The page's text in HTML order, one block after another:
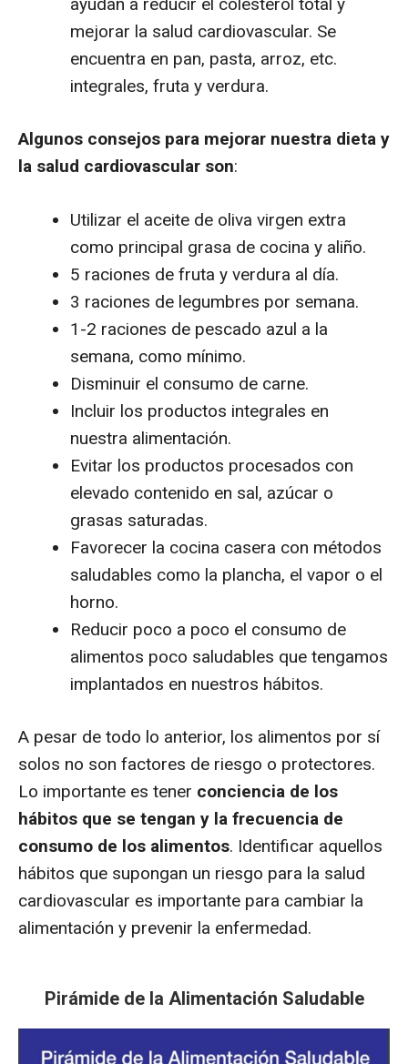
mejorar la salud cardiovascular. Se
encuentra en pan, pasta, arroz, etc.
integrales, fruta y verdura.
Algunos consejos para mejorar nuestra dieta y
la salud cardiovascular son:
Utilizar el aceite de oliva virgen extra
como principal grasa de cocina y aliño.
5 raciones de fruta y verdura al día.
3 raciones de legumbres por semana.
1-2 raciones de pescado azul a la
semana, como mínimo.
Disminuir el consumo de carne.
Incluir los productos integrales en
nuestra alimentación.
Evitar los productos procesados con
elevado contenido en sal, azúcar o
grasas saturadas.
Favorecer la cocina casera con métodos
saludables como la plancha, el vapor o el
horno.
Reducir poco a poco el consumo de
alimentos poco saludables que tengamos
implantados en nuestros hábitos.
A pesar de todo lo anterior, los alimentos por sí
solos no son factores de riesgo o protectores.
Lo importante es tener conciencia de los
hábitos que se tengan y la frecuencia de
consumo de los alimentos. Identificar aquellos
hábitos que supongan un riesgo para la salud
cardiovascular es importante para cambiar la
alimentación y prevenir la enfermedad.
Pirámide de la Alimentación Saludable